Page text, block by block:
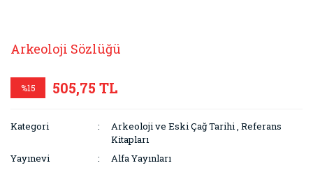
Arkeoloji Sözlüğü
%15 505,75 TL
Kategori Arkeoloji ve Eski Çağ Tarihi,Referans
Kitapları
Yayınevi
Alfa Yayınları